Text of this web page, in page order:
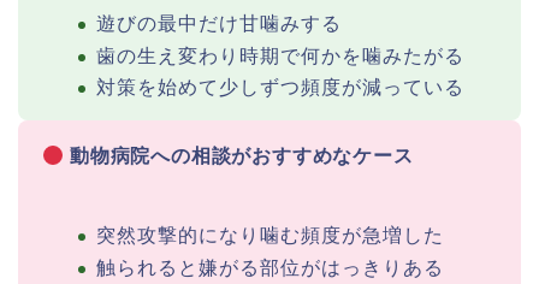
遊びの最中だけ甘噛みする
歯の生え変わり時期で何かを噛みたがる
対策を始めて少しずつ頻度が減っている
動物病院への相談がおすすめなケース
突然攻撃的になり噛む頻度が急増した
触られると嫌がる部位がはっきりある